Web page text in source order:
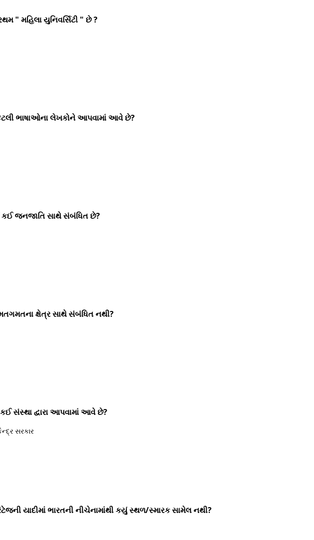
" મહિલા યુનિવર્સિટી " છે ?
ભાષાઓના લેખકોને આપવામાં આવે છે?
જનજાતિ સાથે સંબંધિત છે?
ક્ષેત્ર સાથે સંબંધિત નથી?
કઈ સંસ્થા દ્વારા આપવામાં આવે છે?
સરકાર
યાદીમાં ભારતની નીચેનામાંથી કયું સ્થળ/સ્મારક સામેલ નથી?